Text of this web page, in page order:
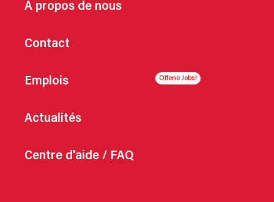
À propos de nous
Contact
Emplois
Actualités
Centre d'aide / FAQ